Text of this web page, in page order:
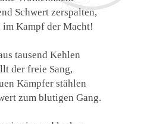
Schwert zerspalten,
Kampf der Macht!
tausend Kehlen
der freie Sang,
Kämpfer stählen
zum blutigen Gang.